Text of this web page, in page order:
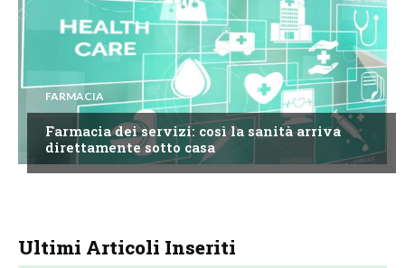
FARMACIA
Farmacia dei servizi: così la sanità arriva
direttamente sotto casa
Ultimi Articoli Inseriti